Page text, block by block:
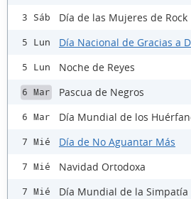
3 Sáb Día de las Mujeres de Rock
5 Lun Día Nacional de Gracias a
5 Lun Noche de Reyes
6 Mar Pascua de Negros
6 Mar Día Mundial de los
7 Mié Día de No Aguantar Más
7 Mié Navidad Ortodoxa
7 Mié Día Mundial de la Simpatía